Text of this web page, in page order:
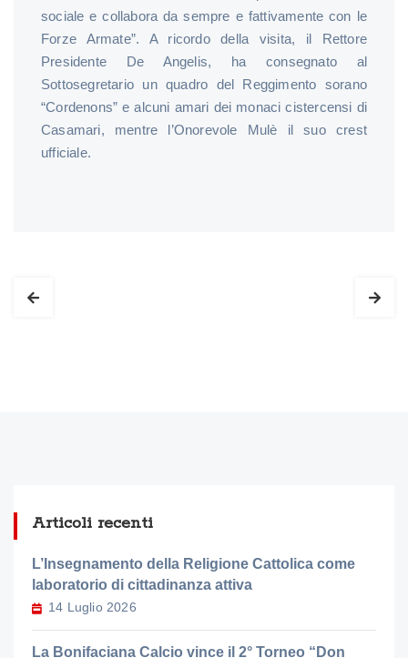
sociale e collabora da sempre e fattivamente con le
Forze Armate”. A ricordo della visita, il Rettore
Presidente De Angelis, ha consegnato al
Sottosegretario un quadro del Reggimento sorano
“Cordenons” e alcuni amari dei monaci cistercensi di
Casamari, mentre l’Onorevole Mulè il suo crest
ufficiale.
Articoli recenti
L’Insegnamento della Religione Cattolica come
laboratorio di cittadinanza attiva
14 Luglio 2026
La Bonifaciana Calcio vince il 2° Torneo “Don